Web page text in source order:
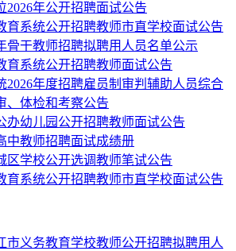
2026年公开招聘面试公告
育系统公开招聘教师市直学校面试公告
骨干教师招聘拟聘用人员名单公示
育系统公开招聘教师面试公告
2026年度招聘雇员制审判辅助人员综合
、体检和考察公告
办幼儿园公开招聘教师面试公告
中教师招聘面试成绩册
区学校公开选调教师笔试公告
育系统公开招聘教师市直学校面试公告
市义务教育学校教师公开招聘拟聘用人